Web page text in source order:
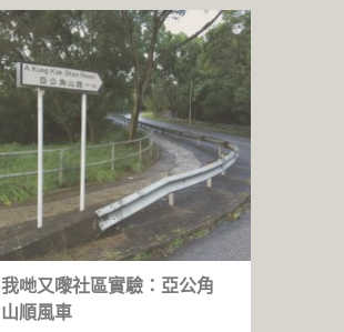
我哋又嚟社區實驗：亞公角
山順風車